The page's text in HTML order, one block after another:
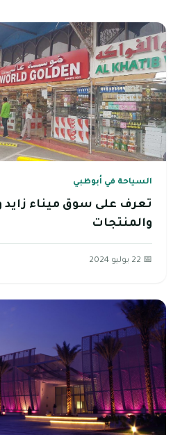
السياحة في أبوظبي
تعرف على سوق ميناء زايد
والمنتجات
📅 22 يوليو 2024